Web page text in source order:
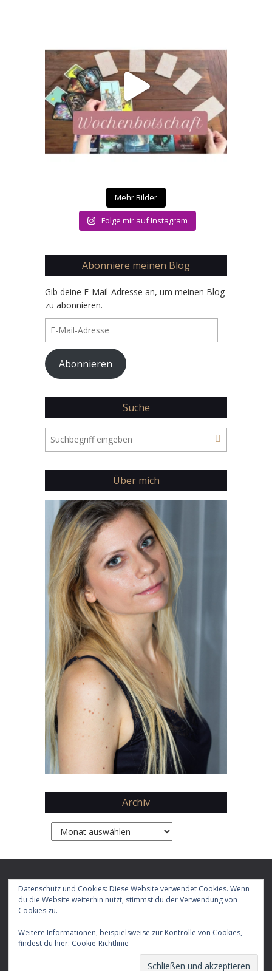
Mehr Bilder
Folge mir auf Instagram
Abonniere meinen Blog
Gib deine E-Mail-Adresse an, um meinen Blog
zu abonnieren.
Adresse
Abonnieren
Suche
Über mich
Archiv
Archiv
Copyright 2026 by Daphne Chaimovitz
Impressum
E- Facebook
X Instagram
LinkedInYouTube
RSS-
Datenschutz und Cookies: Diese Website verwendet Cookies. Wenn
du die Website weiterhin nutzt, stimmst du der Verwendung von
Cookies zu.
Weitere Informationen, beispielsweise zur Kontrolle von Cookies,
findest du hier: Cookie-Richtlinie